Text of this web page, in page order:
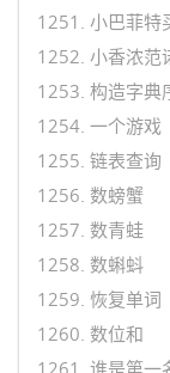
1251. 小巴菲特
1252. 小香浓范
1253. 构造字典
1254. 一个游戏
1255. 链表查询
1256. 数螃蟹
1257. 数青蛙
1258. 数蝌蚪
1259. 恢复单词
1260. 数位和
1261. 谁是第一